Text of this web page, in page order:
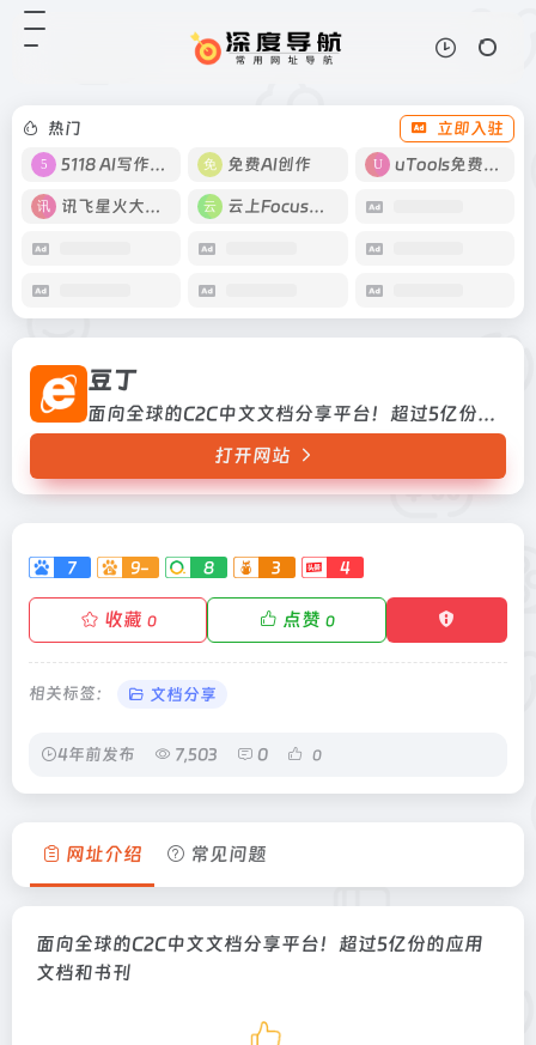
热门
立即入驻
5118 AI写作工具
免费AI创作 uTools免费工具箱
讯飞星火大模型 云上Focus接码
豆丁
面向全球的C2C中文文档分享平台！超过5亿份的应用文档和书刊
打开网站
7 9- 8 3 4
收藏 0 点赞 0
相关标签： 文档分享
4年前发布 7,503 0 0
网址介绍 常见问题
面向全球的C2C中文文档分享平台！超过5亿份的应用
文档和书刊